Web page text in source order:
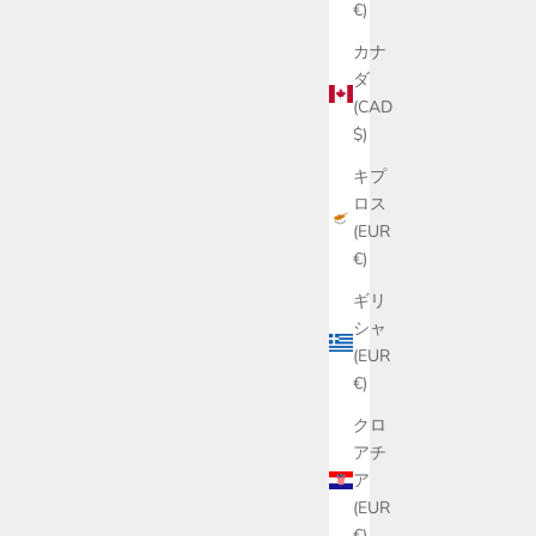
€)
カナ
ダ
(CAD
$)
キプ
ロス
(EUR
€)
ギリ
シャ
(EUR
€)
クロ
アチ
ア
(EUR